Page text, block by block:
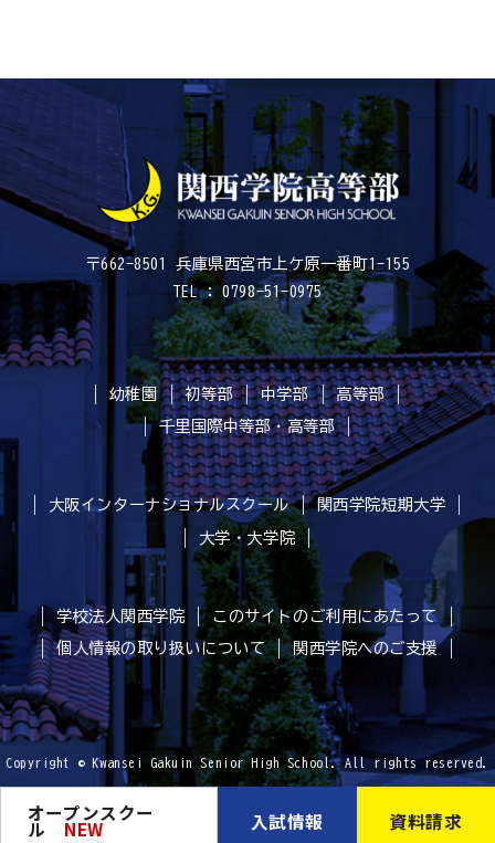
オープンスクー
ル NEW 入試情報 資料請求
〒662-8501 兵庫県西宮市上ケ原一番町1-155
TEL : 0798-51-0975
幼稚園 初等部 中学部
高等部
千里国際中等部・高等部
大阪インターナショナルスクール
関西学院短期大学
大学・大学院
学校法人関西学院
このサイトのご利用にあたって
個人情報の取り扱いについて
関西学院へのご支援
Copyright © Kwansei Gakuin Senior High School. All rights reserved.